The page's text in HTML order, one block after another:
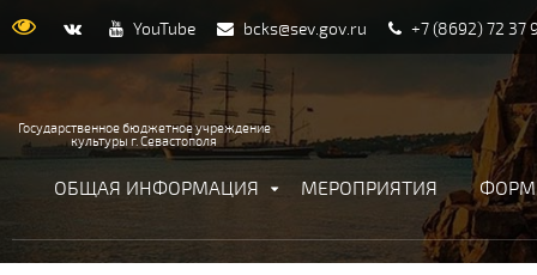
YouTube bcks@sev.gov.ru +7 (8692) 72 37
Государственное бюджетное учреждение
культуры г. Севастополя
ОБЩАЯ ИНФОРМАЦИЯ МЕРОПРИЯТИЯ